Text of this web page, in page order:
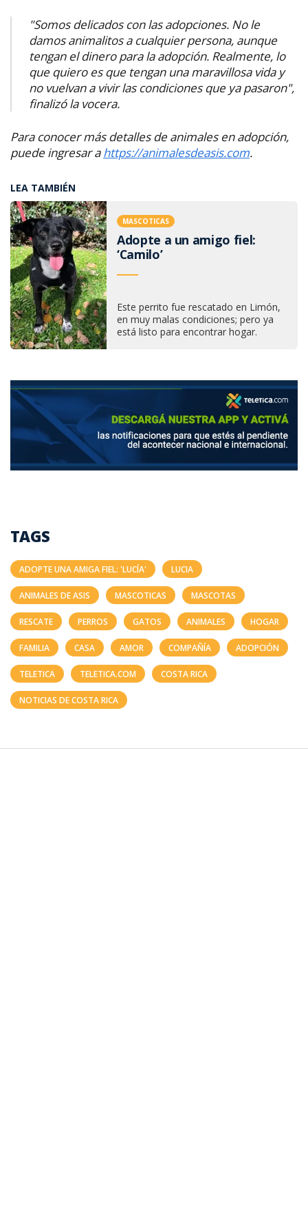
​"Somos delicados con las adopciones. No le
damos animalitos a cualquier persona, aunque
tengan el dinero para la adopción. Realmente, lo
que quiero es que tengan una maravillosa vida y
no vuelvan a vivir las condiciones que ya pasaron",
finalizó la vocera.
Para conocer más detalles de animales en adopción,
puede ingresar ahttps://animalesdeasis.com.
LEA TAMBIÉN
MASCOTICAS
Adopte a un amigo fiel:
‘Camilo’
Este perrito fue rescatado en Limón,
en muy malas condiciones; pero ya
está listo para encontrar hogar.
TAGS
ADOPTE UNA AMIGA FIEL: 'LUCÍA' LUCIA
ANIMALES DE ASIS MASCOTICAS MASCOTAS
RESCATE PERROS GATOS ANIMALES HOGAR
FAMILIA CASA AMOR COMPAÑÍA ADOPCIÓN
TELETICA TELETICA.COM COSTA RICA
NOTICIAS DE COSTA RICA